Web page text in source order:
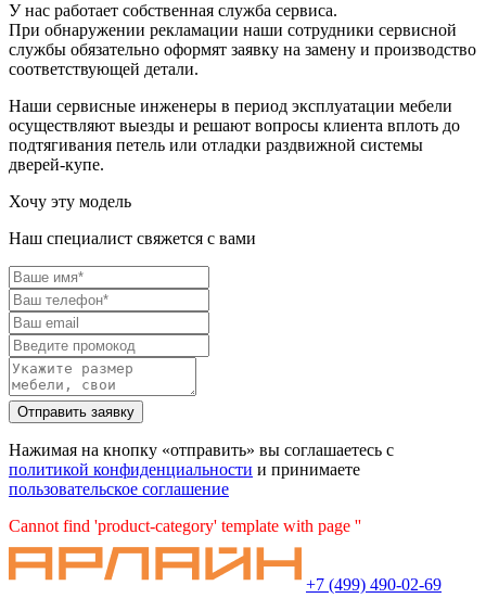
У нас работает собственная служба сервиса.
При обнаружении рекламации наши сотрудники сервисной
службы обязательно оформят заявку на замену и производство
соответствующей детали.
Наши сервисные инженеры в период эксплуатации мебели
осуществляют выезды и решают вопросы клиента вплоть до
подтягивания петель или отладки раздвижной системы
дверей-купе.
Хочу эту модель
Наш специалист свяжется с вами
Нажимая на кнопку «отправить» вы соглашаетесь с
политикой конфиденциальности и принимаете
пользовательское соглашение
Cannot find 'product-category' template with page ''
+7 (499) 490-02-69